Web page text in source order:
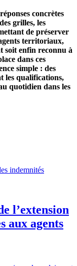
concrètes
grilles, les
de préserver
territoriaux,
soit enfin reconnu à
dans ces
simple : des
les qualifications,
quotidien dans les
l’extension
aux agents